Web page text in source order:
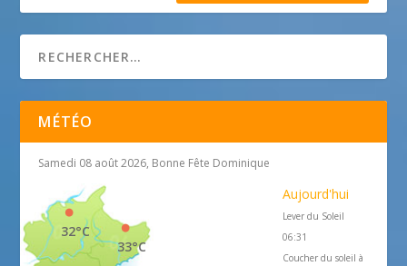
MÉTÉO
Samedi 08 août 2026, Bonne Fête Dominique
33°C
32°C
Aujourd'hui
Lever du Soleil
06:31
Coucher du soleil à